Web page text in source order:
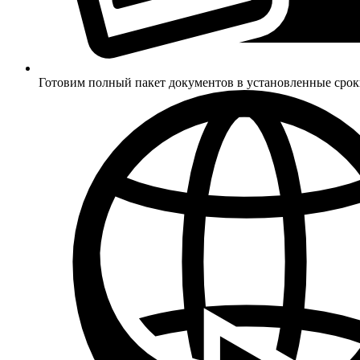
Готовим полный пакет документов в установленные